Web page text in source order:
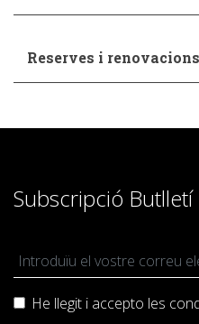
Reserves i
Subscripció Butlletí
He llegit i accepto les